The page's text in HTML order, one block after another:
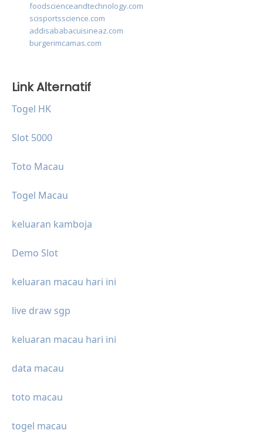
foodscienceandtechnology.com
scisportsscience.com
addisababacuisineaz.com
burgerimcamas.com
Link Alternatif
Togel HK
Slot 5000
Toto Macau
Togel Macau
keluaran kamboja
Demo Slot
keluaran macau hari ini
live draw sgp
keluaran macau hari ini
data macau
toto macau
togel macau